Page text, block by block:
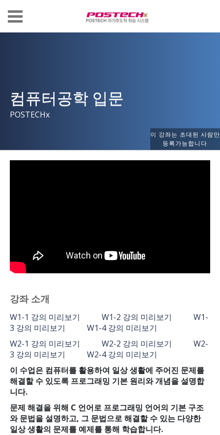
컴퓨터공학 입문
POSTECHx
이 강좌는 초대된 사람만
등록가능합니다
강좌 소개
W1-1 강의 미리보기 W1-2 강의 미리보기
W1-
3 강의 미리보기
W1-4 강의 미리보기
W2-1 강의 미리보기
W2-2 강의 미리보기
W2-
3 강의 미리보기
W2-4 강의 미리보기
이 수업은 컴퓨터를 활용하여 일상 생활에 주어진 문제를
해결할 수 있도록 프로그래밍 기본 원리와 개념을 설명합
니다.
문제 해결을 위해 C 언어로 프로그래밍 언어의 기본 구조
와 문법을 설명하고, 그 문법으로 해결할 수 있는 다양한
일상 생활의 문제를 예제를 통해 학습합니다.